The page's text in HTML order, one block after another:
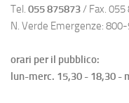
Tel. 055 875873/ Fax. 055
N. Verde Emergenze:
orari per il pubblico:
lun-merc. 15,30 - 18,30 -